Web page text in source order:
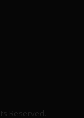
Reserved.